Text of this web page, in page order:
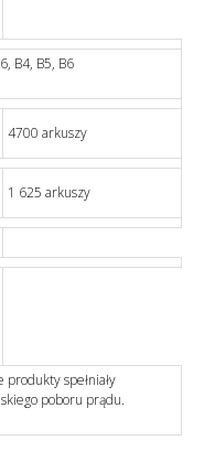
B4, B5, B6
4700 arkuszy
1 625 arkuszy
produkty spełniały
poboru prądu.